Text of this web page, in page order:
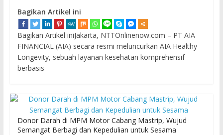
Bagikan Artikel ini
Bagikan Artikel iniJakarta, NTTOnlinenow.com – PT AIA
FINANCIAL (AIA) secara resmi meluncurkan AIA Healthy
Longevity, sebuah layanan kesehatan komprehensif
berbasis
Donor Darah di MPM Motor Cabang Mastrip, Wujud
Semangat Berbagi dan Kepedulian untuk Sesama